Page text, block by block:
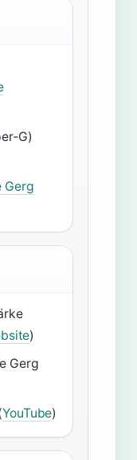
Gerg
)
Gerg
YouTube)